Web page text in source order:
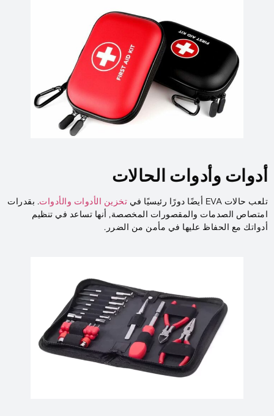
أدوات وأدوات الحالات
تلعب حالات EVA أيضًا دورًا رئيسيًا في تخزين الأدوات والأدوات. بقدرات
امتصاص الصدمات والمقصورات المخصصة, أنها تساعد في تنظيم
أدواتك مع الحفاظ عليها في مأمن من الضرر.